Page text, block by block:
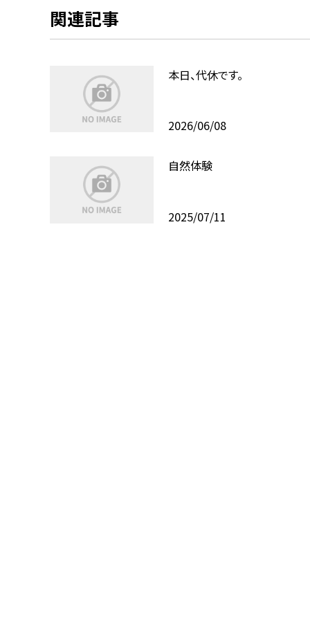
関連記事
本日、代休です。
2026/06/08
自然体験
2025/07/11